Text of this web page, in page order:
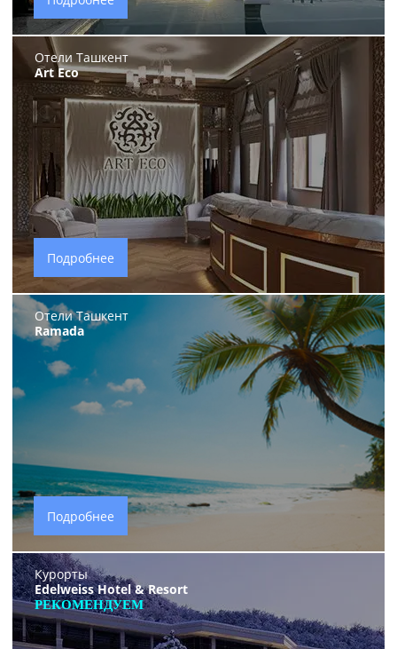
Отели Ташкент
Art Eco
Подробнее
Отели Ташкент
Ramada
Подробнее
Курорты
Edelweiss Hotel & Resort
РЕКОМЕНДУЕМ